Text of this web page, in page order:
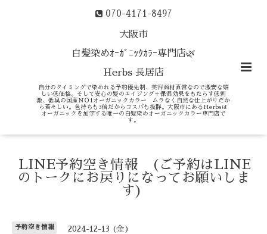
070-4171-8497
大阪市
白髪染めｵｰｶﾞﾆｯｸｶﾗｰ専門店🌿
Herbs 長居店
自分のタイミングで染めれる予約優先制、美容商材直営なので激安な嬉
しい低価格。そして安心の髪のエイジング＋保湿効果をもたらす低刺
激、低臭の国産ＮＯ1オーガニックカラー ムラなく自然な仕上がりだか
ら若々しい。色持ちも3倍だからコスパも抜群。大阪市にあるHerbsは
オーガニックを加学する唯一の白髪染めオーガニックカラー専門店で
す。
LINE予約空き情報 (ご予約はLINE
のトークにお戻りになってお願いしま
す)
予約空き情報 2024-12-13 (金)